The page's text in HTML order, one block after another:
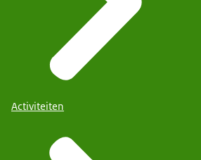
Activiteiten